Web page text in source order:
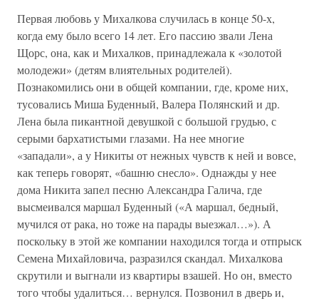
Первая любовь у Михалкова случилась в конце 50-х,
когда ему было всего 14 лет. Его пассию звали Лена
Щорс, она, как и Михалков, принадлежала к «золотой
молодежи» (детям влиятельных родителей).
Познакомились они в общей компании, где, кроме них,
тусовались Миша Буденный, Валера Полянский и др.
Лена была пикантной девушкой с большой грудью, с
серыми бархатистыми глазами. На нее многие
«западали», а у Никиты от нежных чувств к ней и вовсе,
как теперь говорят, «башню снесло». Однажды у нее
дома Никита запел песню Александра Галича, где
высмеивался маршал Буденный («А маршал, бедный,
мучился от рака, но тоже на парады выезжал…»). А
поскольку в этой же компании находился тогда и отпрыск
Семена Михайловича, разразился скандал. Михалкова
скрутили и выгнали из квартиры взашей. Но он, вместо
того чтобы удалиться… вернулся. Позвонил в дверь и,